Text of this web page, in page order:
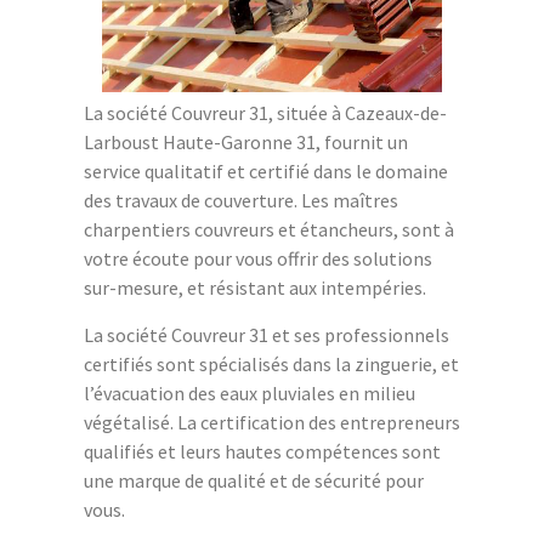
La société Couvreur 31, située à Cazeaux-de-
Larboust Haute-Garonne 31, fournit un
service qualitatif et certifié dans le domaine
des travaux de couverture. Les maîtres
charpentiers couvreurs et étancheurs, sont à
votre écoute pour vous offrir des solutions
sur-mesure, et résistant aux intempéries.
La société Couvreur 31 et ses professionnels
certifiés sont spécialisés dans la zinguerie, et
l’évacuation des eaux pluviales en milieu
végétalisé. La certification des entrepreneurs
qualifiés et leurs hautes compétences sont
une marque de qualité et de sécurité pour
vous.